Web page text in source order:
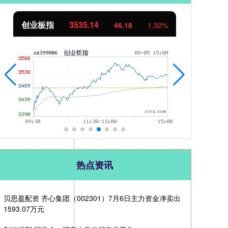
基金指数 7231.43 17.87 0.25%
热点资讯
贝思盈配资 齐心集团（002301）7月6日主力资金净卖出
1593.07万元